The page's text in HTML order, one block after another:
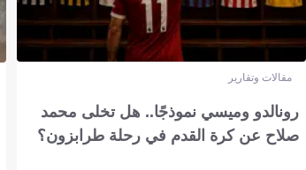
مقالات وتقارير
رونالدو وميسي نموذجًا.. هل تخلى محمد
صلاح عن كرة القدم في رحلة طرابزون؟